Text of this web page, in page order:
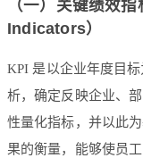
（一）关键绩效
Indicators）
KPI 是以企业年度目
析，确定反映企业、
性量化指标，并以此
果的衡量，能够使员